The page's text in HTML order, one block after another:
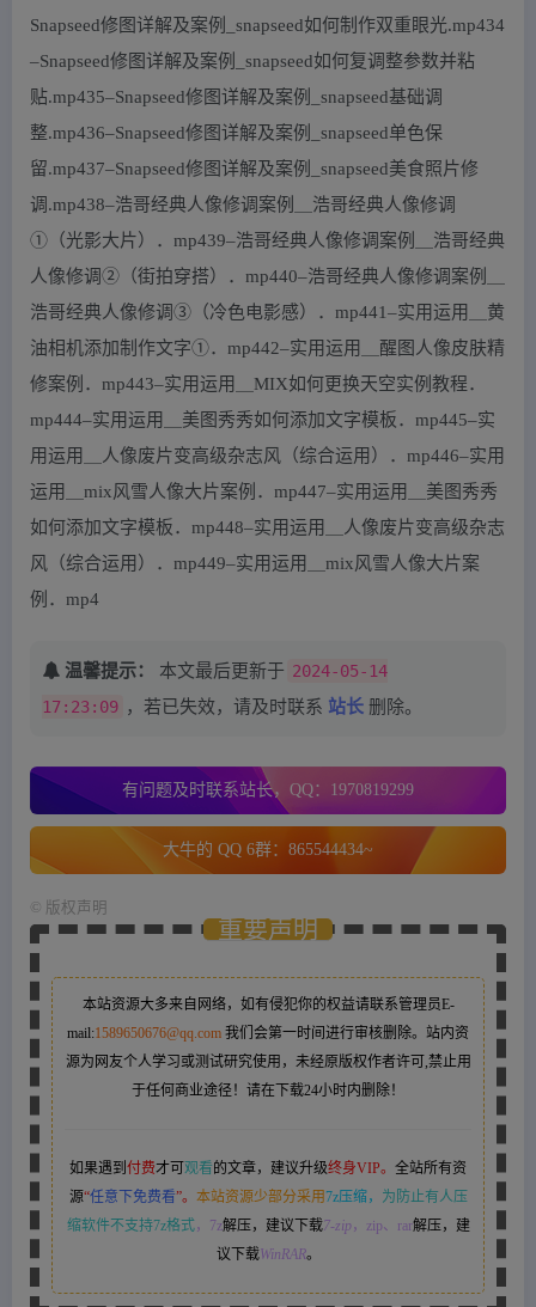
Snapseed修图详解及案例_snapseed如何制作双重眼光.mp434
–Snapseed修图详解及案例_snapseed如何复调整参数并粘
贴.mp435–Snapseed修图详解及案例_snapseed基础调
整.mp436–Snapseed修图详解及案例_snapseed单色保
留.mp437–Snapseed修图详解及案例_snapseed美食照片修
调.mp438–浩哥经典人像修调案例＿浩哥经典人像修调
①（光影大片）．mp439–浩哥经典人像修调案例＿浩哥经典
人像修调②（街拍穿搭）．mp440–浩哥经典人像修调案例＿
浩哥经典人像修调③（冷色电影感）．mp441–实用运用＿黄
油相机添加制作文字①．mp442–实用运用＿醒图人像皮肤精
修案例．mp443–实用运用＿MIX如何更换天空实例教程．
mp444–实用运用＿美图秀秀如何添加文字模板．mp445–实
用运用＿人像废片变高级杂志风（综合运用）．mp446–实用
运用＿mix风雪人像大片案例．mp447–实用运用＿美图秀秀
如何添加文字模板．mp448–实用运用＿人像废片变高级杂志
风（综合运用）．mp449–实用运用＿mix风雪人像大片案
例．mp4
温馨提示： 本文最后更新于 2024-05-14
17:23:09 ，若已失效，请及时联系 站长 删除。
有问题及时联系站长，QQ：1970819299
大牛的 QQ 6群：865544434~
版权声明
重要声明
本站资源大多来自网络，如有侵犯你的权益请联系管理员E-
mail:1589650676@qq.com 我们会第一时间进行审核删除。站内资
源为网友个人学习或测试研究使用，未经原版权作者许可,禁止用
于任何商业途径！请在下载24小时内删除！
如果遇到 付费才可 观看 的文章，建议升级终身VIP。 全站所有资
源“任意下免费看”。 本站资源少部分采用7z压缩，
为防止有人压
缩软件不支持7z格式，7z解压，建议下载7-zip，zip、rar解压，建
议下载WinRAR。